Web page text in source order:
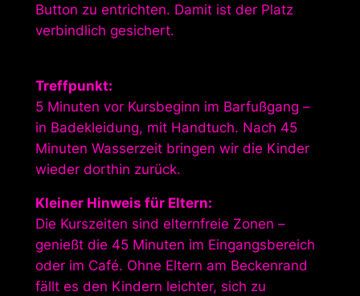
Button zu entrichten. Damit ist der Platz
verbindlich gesichert.
Treffpunkt:
5 Minuten vor Kursbeginn im Barfußgang –
in Badekleidung, mit Handtuch. Nach 45
Minuten Wasserzeit bringen wir die Kinder
wieder dorthin zurück.
Kleiner Hinweis für Eltern:
Die Kurszeiten sind elternfreie Zonen –
genießt die 45 Minuten im Eingangsbereich
oder im Café. Ohne Eltern am Beckenrand
fällt es den Kindern leichter, sich zu